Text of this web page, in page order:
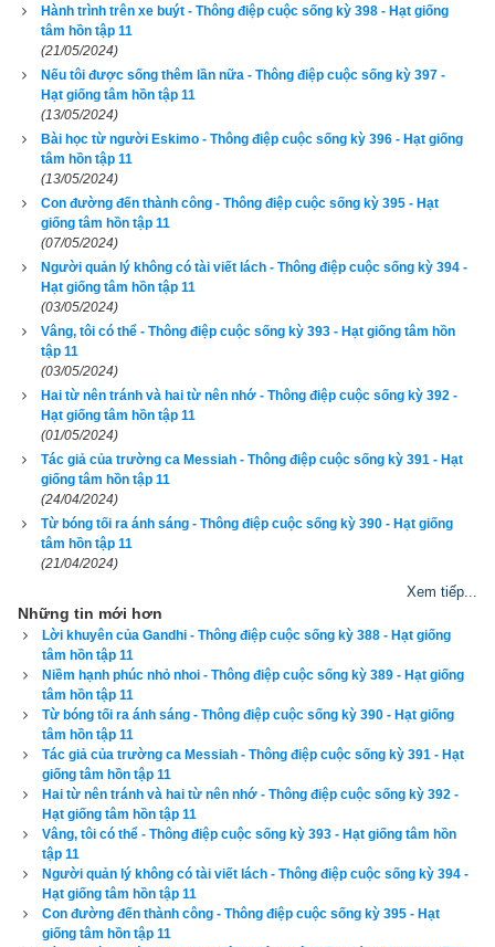
Hai ngày sau, tôi cảm thấy mình kiệt sức và hơi sốt, thế là tôi
đi khám bác sĩ. Tôi tưởng mình chỉ bị cảm thông thường,
nhưng bác sĩ đã phát hiện ra một cái bướu nhỏ dưới cánh tay
trái của tôi, ông ấy hỏi tôi có cái bướu đó bao lâu rồi nhưng tôi
không biết. Tôi không để ý. Rồi ông yêu cầu tôi chụp cắt lớp
điện toán và làm sinh thiết. Khi tỉnh dậy ở phòng hồi sức, tôi
thấy nách mình được quấn rất nhiều băng. Bác sĩ tới và bảo
ông mới tìm thấy một cái bướu to hơn, khoảng bằng quả mơ,
ở ngay dưới cánh tay phải của tôi. Điều tiếp theo mà tôi có thể
nhớ là tôi ở trong văn phòng của bác sĩ cùng cha mẹ và vợ
tôi. Bác sĩ bước vào cùng các mẫu phim chụp. Ông bảo rằng
cái bướu đó là ác tính. Ung thư. Bệnh ung thư máu Non-
Hoigkin(3). Đúng là số phận, tôi nhủ thầm. Tôi lại mác căn
bệnh không được đặt theo tên của người đàn ông ghi trên tên
bệnh. (Non- Hoigkin nghĩa là “không phải Hoigkin”). Đối với tôi,
điều khó khăn nhất là làm sao thông báo tin xấu này cho bọn
trẻ. Đây không phải là lần đầu tiên chúng tôi phải đối mặt với
căn bệnh ung thư nguy hiểm. Năm 1992, tôi đã mất đi con trai
Derek vì căn bệnh ung thư não. Lúc đó thằng bé mới 11 tuổi.
Bây giờ, các con tôi sẽ lại phải chứng kiến tôi trải qua quy
trình chữa trị tương tự như Derek trước đây. Tôi biết mình
Hành trình trên xe buýt - Thông điệp cuộc sống kỳ 398 - Hạt giống
tâm hồn tập 11
(21/05/2024)
Nếu tôi được sống thêm lần nữa - Thông điệp cuộc sống kỳ 397 -
Hạt giống tâm hồn tập 11
(13/05/2024)
Bài học từ người Eskimo - Thông điệp cuộc sống kỳ 396 - Hạt giống
tâm hồn tập 11
(13/05/2024)
Con đường đến thành công - Thông điệp cuộc sống kỳ 395 - Hạt
giống tâm hồn tập 11
(07/05/2024)
Người quản lý không có tài viết lách - Thông điệp cuộc sống kỳ 394 -
Hạt giống tâm hồn tập 11
(03/05/2024)
Vâng, tôi có thể - Thông điệp cuộc sống kỳ 393 - Hạt giống tâm hồn
tập 11
(03/05/2024)
Hai từ nên tránh và hai từ nên nhớ - Thông điệp cuộc sống kỳ 392 -
Hạt giống tâm hồn tập 11
(01/05/2024)
Tác giả của trường ca Messiah - Thông điệp cuộc sống kỳ 391 - Hạt
giống tâm hồn tập 11
(24/04/2024)
Từ bóng tối ra ánh sáng - Thông điệp cuộc sống kỳ 390 - Hạt giống
tâm hồn tập 11
(21/04/2024)
Xem tiếp...
Những tin mới hơn
Lời khuyên của Gandhi - Thông điệp cuộc sống kỳ 388 - Hạt giống
tâm hồn tập 11
Niềm hạnh phúc nhỏ nhoi - Thông điệp cuộc sống kỳ 389 - Hạt giống
tâm hồn tập 11
Từ bóng tối ra ánh sáng - Thông điệp cuộc sống kỳ 390 - Hạt giống
tâm hồn tập 11
Tác giả của trường ca Messiah - Thông điệp cuộc sống kỳ 391 - Hạt
giống tâm hồn tập 11
Hai từ nên tránh và hai từ nên nhớ - Thông điệp cuộc sống kỳ 392 -
Hạt giống tâm hồn tập 11
Vâng, tôi có thể - Thông điệp cuộc sống kỳ 393 - Hạt giống tâm hồn
tập 11
Người quản lý không có tài viết lách - Thông điệp cuộc sống kỳ 394 -
Hạt giống tâm hồn tập 11
Con đường đến thành công - Thông điệp cuộc sống kỳ 395 - Hạt
giống tâm hồn tập 11